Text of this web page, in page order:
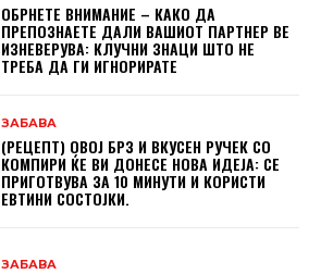
ОБРНЕТЕ ВНИМАНИЕ – КАКО ДА
ПРЕПОЗНАЕТЕ ДАЛИ ВАШИОТ ПАРТНЕР ВЕ
ИЗНЕВЕРУВА: КЛУЧНИ ЗНАЦИ ШТО НЕ
ТРЕБА ДА ГИ ИГНОРИРАТЕ
ЗАБАВА
(РЕЦЕПТ) ОВОЈ БРЗ И ВКУСЕН РУЧЕК СО
КОМПИРИ ЌЕ ВИ ДОНЕСЕ НОВА ИДЕЈА: СЕ
ПРИГОТВУВА ЗА 10 МИНУТИ И КОРИСТИ
ЕВТИНИ СОСТОЈКИ.
ЗАБАВА